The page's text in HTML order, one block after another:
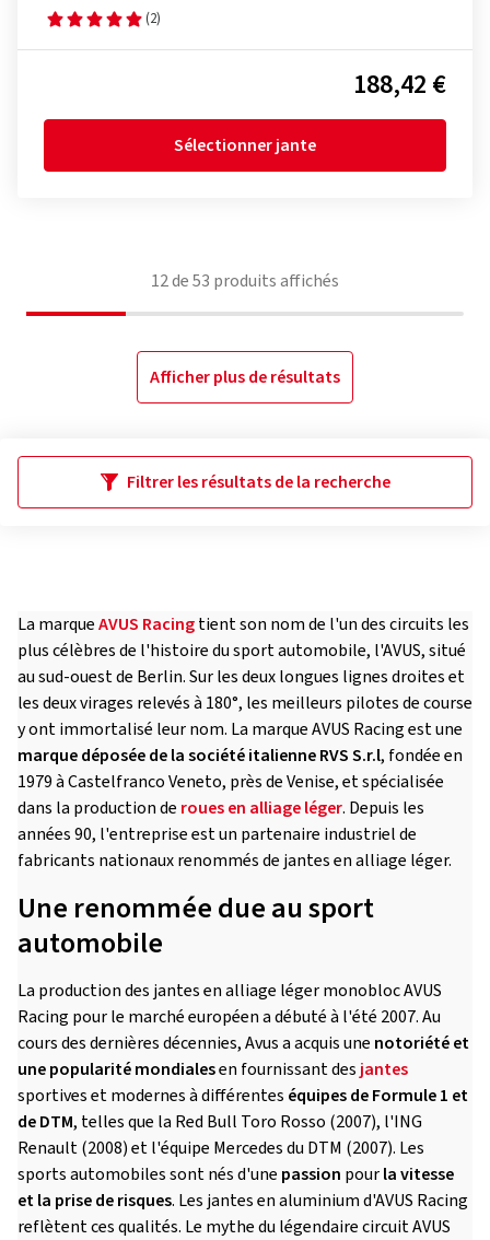
(2)
188,42 €
Sélectionner jante
12de53 produits affichés
Afficher plus de résultats
Filtrer les résultats de la recherche
La marqueAVUS Racingtient son nom de l'un des circuits les
plus célèbres de l'histoire du sport automobile, l'AVUS, situé
au sud-ouest de Berlin. Sur les deux longues lignes droites et
les deux virages relevés à 180°, les meilleurs pilotes de course
y ont immortalisé leur nom. La marque AVUS Racing est une
marque déposée de la société italienne RVS S.r.l, fondée en
1979 à Castelfranco Veneto, près de Venise, et spécialisée
dans la production de roues en alliage léger. Depuis les
années 90, l'entreprise est un partenaire industriel de
fabricants nationaux renommés de jantes en alliage léger.
Une renommée due au sport
automobile
La production des jantes en alliage léger monobloc AVUS
Racing pour le marché européen a débuté à l'été 2007. Au
cours des dernières décennies, Avus a acquis une notoriété et
une popularité mondialesen fournissant des jantes
sportives et modernes à différentes équipes de Formule 1 et
de DTM, telles que la Red Bull Toro Rosso (2007), l'ING
Renault (2008) et l'équipe Mercedes du DTM (2007). Les
sports automobiles sont nés d'une passion pourla vitesse
et la prise de risques. Les jantes en aluminium d'AVUS Racing
reflètent ces qualités. Le mythe du légendaire circuit AVUS